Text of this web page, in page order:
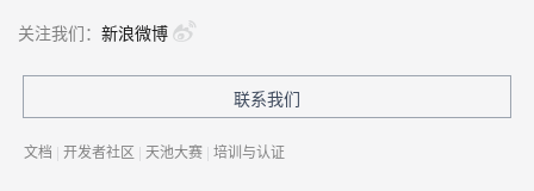
关注我们： 新浪微博
联系我们
文档 | 开发者社区 | 天池大赛 | 培训与认证